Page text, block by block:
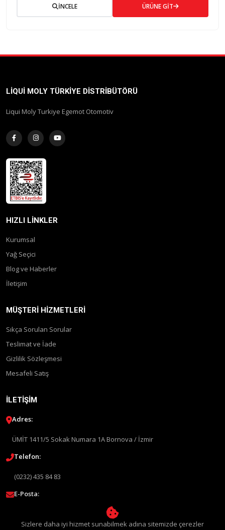
İNCELE ÜRÜNE GİT
LIQUI MOLY TÜRKIYE DISTRIBÜTÖRÜ
Liqui Moly Turkiye Egemot Otomotiv
HIZLI LINKLER
Kurumsal
Yağ Seçici
Blog ve Haberler
İletişim
MÜŞTERI HIZMETLERI
Sıkça Sorulan Sorular
Teslimat ve İade
Gizlilik Sözleşmesi
Mesafeli Satış
İLETIŞIM
Adres:
ÜMİT 1411/5 Sokak Numara 1A Bornova / İzmir
Telefon:
(0232) 435 84 83
E-Posta:
Sizlere daha iyi hizmet sunabilmek adına sitemizde çerezler